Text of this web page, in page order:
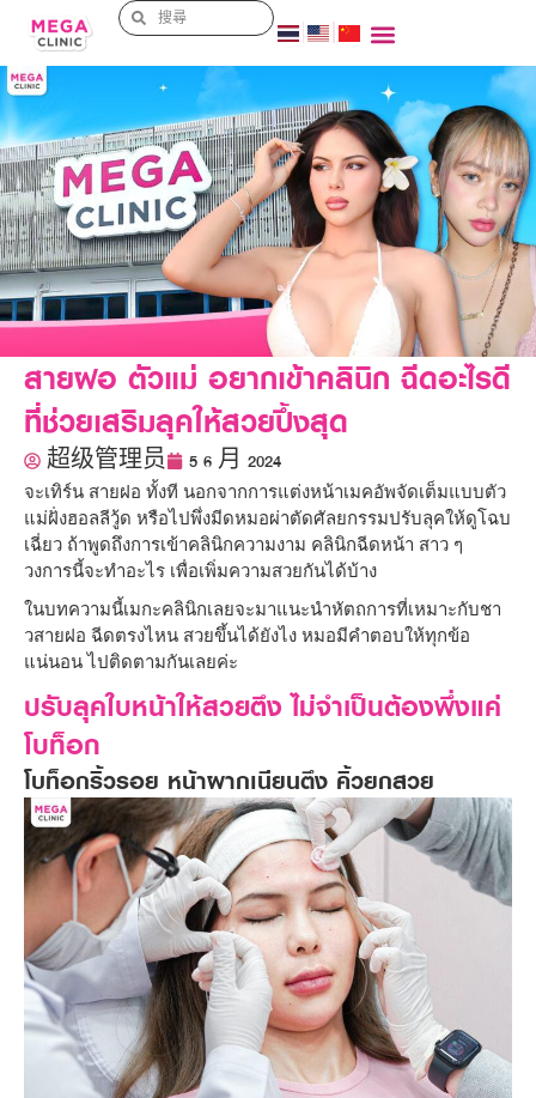
สายฝอ ตัวแม่ อยากเข้าคลินิก ฉีดอะไรดี
ที่ช่วยเสริมลุคให้สวยปึ้งสุด
超级管理员 5 6 月 2024
จะเทิร์น สายฝอ ทั้งที นอกจากการแต่งหน้าเมคอัพจัดเต็มแบบตัว
แม่ฝั่งฮอลลีวู้ด หรือไปพึ่งมีดหมอผ่าตัดศัลยกรรมปรับลุคให้ดูโฉบ
เฉี่ยว ถ้าพูดถึงการเข้าคลินิกความงาม คลินิกฉีดหน้า สาว ๆ
วงการนี้จะทำอะไร เพื่อเพิ่มความสวยกันได้บ้าง
ในบทความนี้เมกะคลินิกเลยจะมาแนะนำหัตถการที่เหมาะกับชา
วสายฝอ ฉีดตรงไหน สวยขึ้นได้ยังไง หมอมีคำตอบให้ทุกข้อ
แน่นอน ไปติดตามกันเลยค่ะ
ปรับลุคใบหน้าให้สวยตึง ไม่จำเป็นต้องพึ่งแค่
โบท็อก
โบท็อกริ้วรอย หน้าผากเนียนตึง คิ้วยกสวย